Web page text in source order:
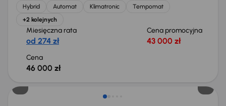
Hybrid Automat Klimatronic
Tempomat
+2 kolejnych
Miesięczna rata
od 274 zł
Cena promocyjna
43 000 zł
Cena
46 000 zł
Taniej o 1 500 zł